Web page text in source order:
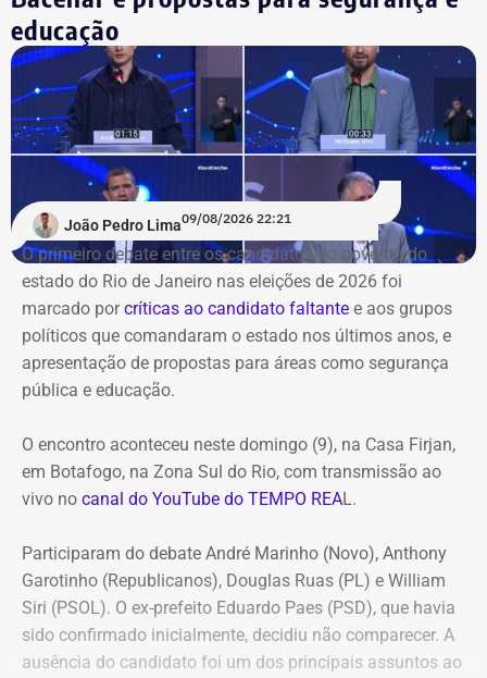
educação
João Pedro Lima09/08/2026 22:21
O primeiro debate entre os candidatos ao governo do
estado do Rio de Janeiro nas eleições de 2026 foi
marcado porcríticas ao candidato faltante e aos grupos
políticos que comandaram o estado nos últimos anos, e
apresentação de propostas para áreas como segurança
pública e educação.
O encontro aconteceu neste domingo (9), na Casa Firjan,
em Botafogo, na Zona Sul do Rio, com transmissão ao
vivo no canal do YouTube do TEMPO REAL.
Participaram do debate André Marinho (Novo), Anthony
Garotinho (Republicanos), Douglas Ruas (PL) e William
Siri (PSOL). O ex-prefeito Eduardo Paes (PSD), que havia
sido confirmado inicialmente, decidiu não comparecer. A
ausência do candidato foi um dos principais assuntos ao